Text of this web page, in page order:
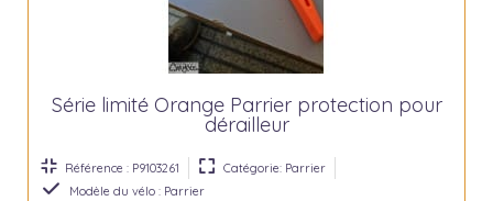
Série limité Orange Parrier protection pour
dérailleur
Référence : P9103261
Catégorie: Parrier
Modèle du vélo : Parrier